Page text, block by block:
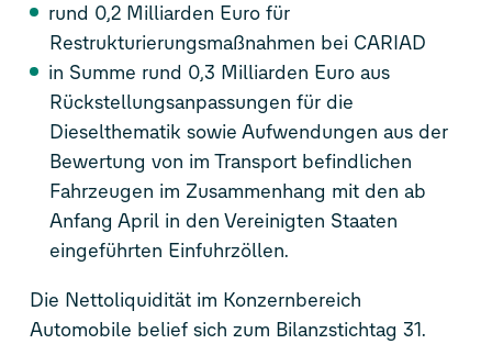
rund 0,2 Milliarden Euro für
Restrukturierungsmaßnahmen bei CARIAD
in Summe rund 0,3 Milliarden Euro aus
Rückstellungsanpassungen für die
Dieselthematik sowie Aufwendungen aus der
Bewertung von im Transport befindlichen
Fahrzeugen im Zusammenhang mit den ab
Anfang April in den Vereinigten Staaten
eingeführten Einfuhrzöllen.
Die Nettoliquidität im Konzernbereich
Automobile belief sich zum Bilanzstichtag 31.